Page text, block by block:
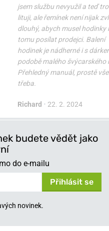
jsem službu nevyužil a teď
lituji, ale řemínek není nijak
dlouhý, abych musel hodinky
tomu posílat prodejci. Balení
hodinek je nádherné i s
podobě malého švýcarského
Přehledný manuál, prostě
třeba.
Richard • 22. 2. 2024
budete vědět jako
do e-mailu
Přihlásit se
novinek.